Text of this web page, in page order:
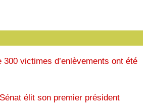
victimes d’enlèvements ont été
élit son premier président